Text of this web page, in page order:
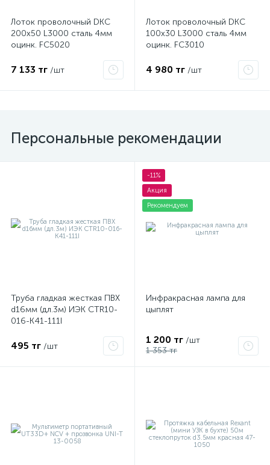
Лоток проволочный DKC
200х50 L3000 сталь 4мм
оцинк. FC5020
7 133 тг /шт
Лоток проволочный DKC
100х30 L3000 сталь 4мм
оцинк. FC3010
4 980 тг /шт
Персональные рекомендации
Труба гладкая жесткая ПВХ
d16мм (дл.3м) ИЭК CTR10-
016-K41-111I
495 тг /шт
-11%
Акция
Рекомендуем
Инфракрасная лампа для
цыплят
1 200 тг /шт
1 353 тг